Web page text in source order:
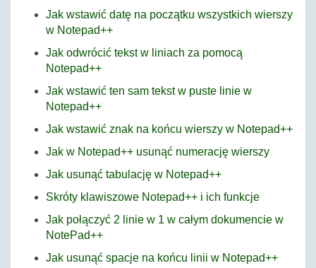
Jak wstawić datę na początku wszystkich wierszy
w Notepad++
Jak odwrócić tekst w liniach za pomocą
Notepad++
Jak wstawić ten sam tekst w puste linie w
Notepad++
Jak wstawić znak na końcu wierszy w Notepad++
Jak w Notepad++ usunąć numerację wierszy
Jak usunąć tabulację w Notepad++
Skróty klawiszowe Notepad++ i ich funkcje
Jak połączyć 2 linie w 1 w całym dokumencie w
NotePad++
Jak usunąć spacje na końcu linii w Notepad++